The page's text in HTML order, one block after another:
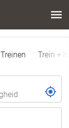
Treinen Trein +